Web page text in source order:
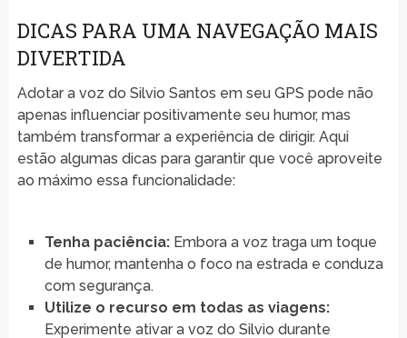
DICAS PARA UMA NAVEGAÇÃO MAIS
DIVERTIDA
Adotar a voz do Silvio Santos em seu GPS pode não
apenas influenciar positivamente seu humor, mas
também transformar a experiência de dirigir. Aqui
estão algumas dicas para garantir que você aproveite
ao máximo essa funcionalidade:
Tenha paciência:Embora a voz traga um toque
de humor, mantenha o foco na estrada e conduza
com segurança.
Utilize o recurso em todas as viagens:
Experimente ativar a voz do Silvio durante